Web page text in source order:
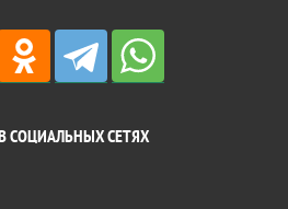
СОЦИАЛЬНЫХ СЕТЯХ